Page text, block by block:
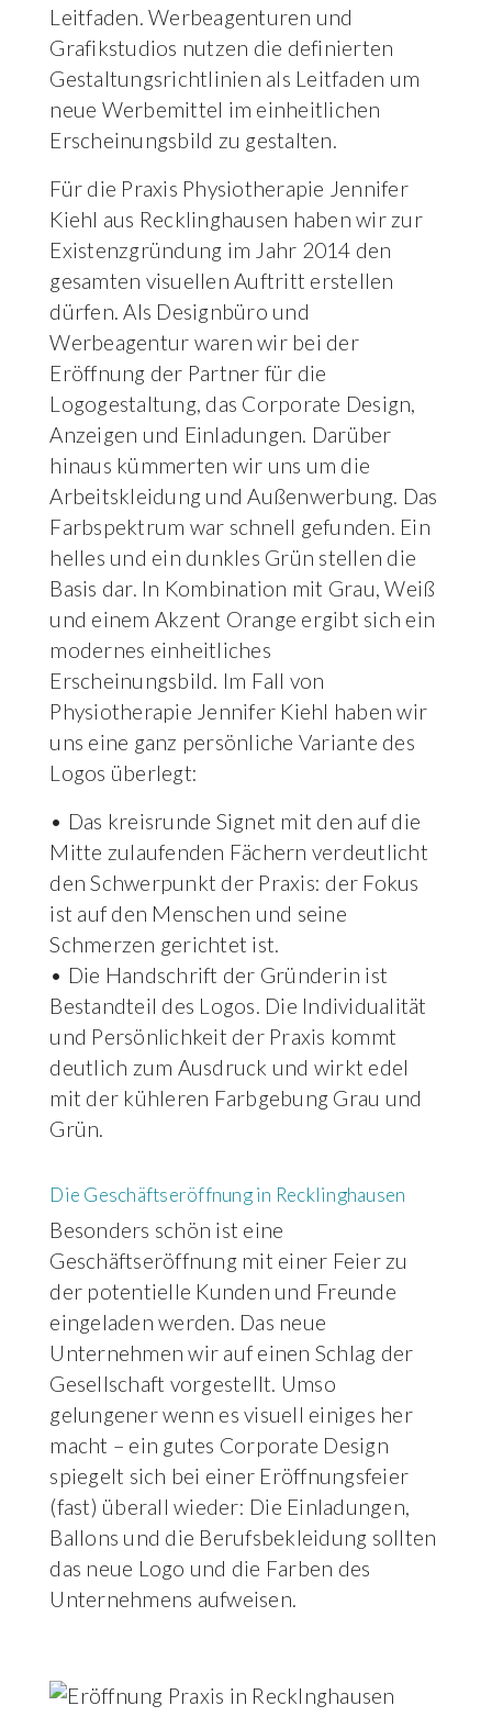
Leitfaden. Werbeagenturen und
Grafikstudios nutzen die definierten
Gestaltungsrichtlinien als Leitfaden um
neue Werbemittel im einheitlichen
Erscheinungsbild zu gestalten.
Für die Praxis Physiotherapie Jennifer
Kiehl aus Recklinghausen haben wir zur
Existenzgründung im Jahr 2014 den
gesamten visuellen Auftritt erstellen
dürfen. Als Designbüro und
Werbeagentur waren wir bei der
Eröffnung der Partner für die
Logogestaltung, das Corporate Design,
Anzeigen und Einladungen. Darüber
hinaus kümmerten wir uns um die
Arbeitskleidung und Außenwerbung. Das
Farbspektrum war schnell gefunden. Ein
helles und ein dunkles Grün stellen die
Basis dar. In Kombination mit Grau, Weiß
und einem Akzent Orange ergibt sich ein
modernes einheitliches
Erscheinungsbild. Im Fall von
Physiotherapie Jennifer Kiehl haben wir
uns eine ganz persönliche Variante des
Logos überlegt:
• Das kreisrunde Signet mit den auf die
Mitte zulaufenden Fächern verdeutlicht
den Schwerpunkt der Praxis: der Fokus
ist auf den Menschen und seine
Schmerzen gerichtet ist.
• Die Handschrift der Gründerin ist
Bestandteil des Logos. Die Individualität
und Persönlichkeit der Praxis kommt
deutlich zum Ausdruck und wirkt edel
mit der kühleren Farbgebung Grau und
Grün.
Die Geschäftseröffnung in Recklinghausen
Besonders schön ist eine
Geschäftseröffnung mit einer Feier zu
der potentielle Kunden und Freunde
eingeladen werden. Das neue
Unternehmen wir auf einen Schlag der
Gesellschaft vorgestellt. Umso
gelungener wenn es visuell einiges her
macht – ein gutes Corporate Design
spiegelt sich bei einer Eröffnungsfeier
(fast) überall wieder: Die Einladungen,
Ballons und die Berufsbekleidung sollten
das neue Logo und die Farben des
Unternehmens aufweisen.